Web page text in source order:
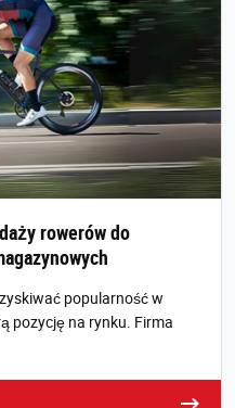
rowerów do
popularność w
pozycję na rynku. Firma